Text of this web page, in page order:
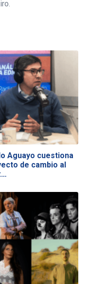
Aguayo cuestiona
de cambio al